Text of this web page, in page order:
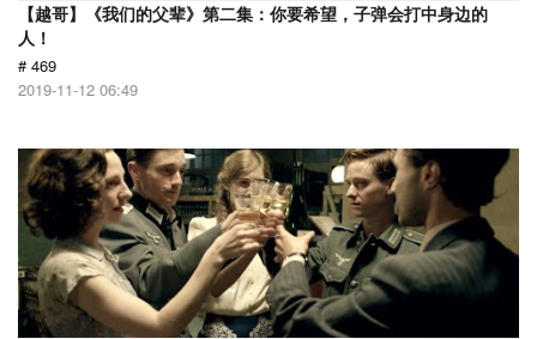
【越哥】《我们的父辈》第二集：你要希望，子弹会打中身边的
人！
# 469
2019-11-12 06:49